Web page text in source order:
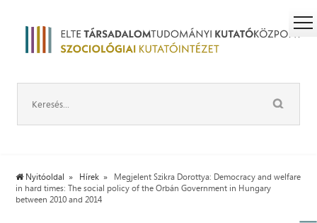
Nyitóoldal Hírek
Megjelent Szikra Dorottya: Democracy and welfare
in hard times: The social policy of the Orbán Government in Hungary
between 2010 and 2014